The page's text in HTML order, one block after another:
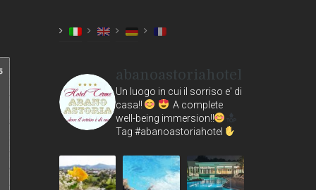
abanoastoriahotel
Un luogo in cui il sorriso e' di
casa!!
A complete
well-being immersion!!
Tag #abanoastoriahotel